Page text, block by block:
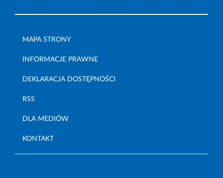
MAPA STRONY
INFORMACJE PRAWNE
DEKLARACJA DOSTĘPNOŚCI
RSS
DLA MEDIÓW
KONTAKT